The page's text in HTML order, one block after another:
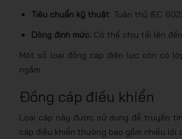
Tiêu chuẩn kỹ thuật: Tuân thủ IEC
Dòng định mức: Có thể chịu tải lên
Một số loại đồng cáp điện lực còn có
ngầm.
Đồng cáp điều khiển
Loại cáp này được sử dụng để truyền
cáp điều khiển thường bao gồm nhiều lõi